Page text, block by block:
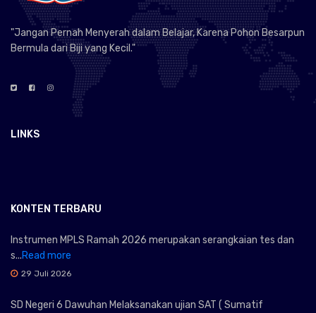
"Jangan Pernah Menyerah dalam Belajar, Karena Pohon Besarpun
Bermula dari Biji yang Kecil."
LINKS
KONTEN TERBARU
Instrumen MPLS Ramah 2026 merupakan serangkaian tes dan
s...Read more
29 Juli 2026
SD Negeri 6 Dawuhan Melaksanakan ujian SAT ( Sumatif